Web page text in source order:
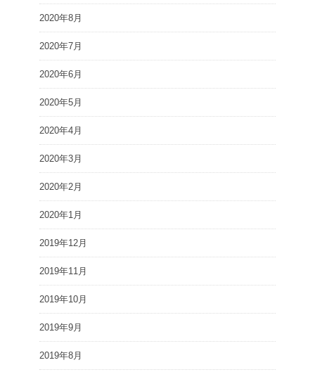
2020年8月
2020年7月
2020年6月
2020年5月
2020年4月
2020年3月
2020年2月
2020年1月
2019年12月
2019年11月
2019年10月
2019年9月
2019年8月